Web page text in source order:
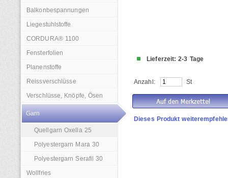
Balkonbespannungen
Liegestuhlstoffe
CORDURA® 1100
Fensterfolien
Planenstoffe
Reissverschlüsse
Verschlüsse, Knöpfe, Ösen
Garn
Quellgarn Oxella 25
Polyestergarn Mara 30
Polyestergarn Serafil 30
Wollfries
Lieferzeit: 2-3 Tage
Anzahl: St
Dieses Produkt